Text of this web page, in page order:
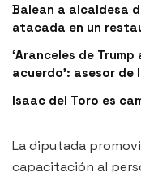
Balean a alcaldesa
atacada en un
‘Aranceles de
acuerdo’: asesor de
Isaac del Toro es
La diputada
capacitación al